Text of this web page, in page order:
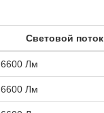
Световой поток
6600 Лм
6600 Лм